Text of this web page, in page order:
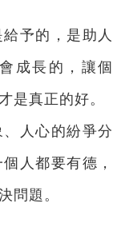
予的，是助人
成長的，讓個
是真正的好。
人心的紛爭分
人都要有德，
問題。